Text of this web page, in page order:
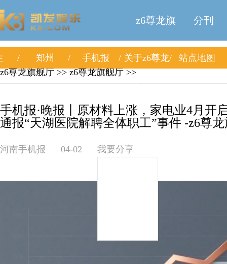
z6尊龙旗
舰厅
分刊
郑州 手机报 关于z6尊龙
站点地图
z6尊龙旗舰厅 >> z6尊龙旗舰厅 >>
手机报·晚报丨原材料上涨，家电业4月开
通报“天湖医院解聘全体职工”事件 -z6尊
河南手机报 04-02 我要分享